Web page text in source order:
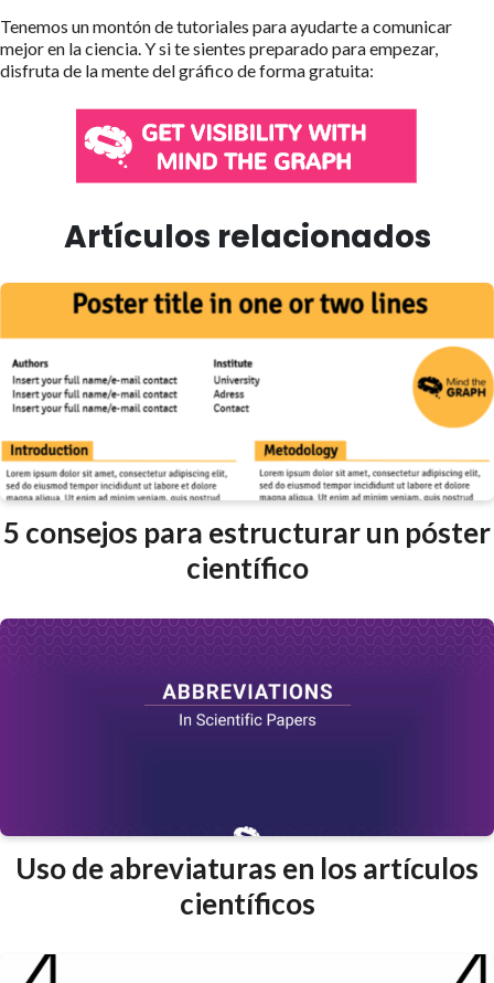
Tenemos un montón de tutoriales para ayudarte a comunicar
mejor en la ciencia. Y si te sientes preparado para empezar,
disfruta de la mente del gráfico de forma gratuita:
Artículos relacionados
5 consejos para estructurar un póster
científico
Uso de abreviaturas en los artículos
científicos